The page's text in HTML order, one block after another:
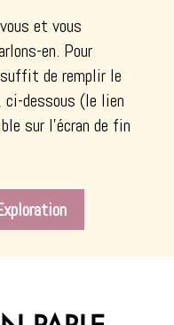
et vous
en. Pour
de remplir le
ci-dessous (le lien
sur l’écran de fin